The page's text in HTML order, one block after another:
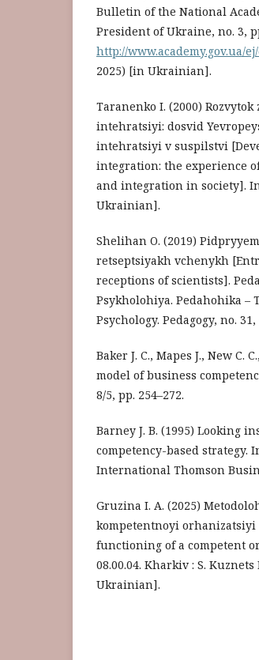
Bulletin of the National
President of Ukraine, no. 3,
http://www.academy.gov.ua/
2025) [in Ukrainian].
Taranenko I. (2000)
intehratsiyi: dosvid
intehratsiyi v suspilstvi
integration: the experience
and integration in society].
Ukrainian].
Shelihan O. (2019)
retseptsiyakh vchenykh
receptions of scientists].
Psykholohiya. Pedahohika –
Psychology. Pedagogy, no.
Baker J. C., Mapes J., New C.
model of business
8/5, pp. 254–272.
Barney J. B. (1995) Looking
competency-based strategy.
International Thomson
Gruzina I. A. (2025)
kompetentnoyi
functioning of a competent
08.00.04. Kharkiv : S.
Ukrainian].